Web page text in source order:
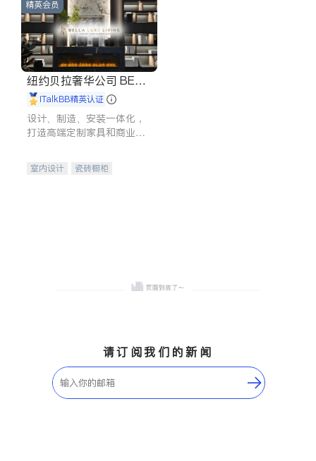
精英会员
纽约贝拉奢华公司 BELL
A LUXE
iTalkBB精英认证
设计、制造、安装一体化，
打造高端定制家具和商业空
室内设计
瓷砖橱柜
请订阅我们的新闻